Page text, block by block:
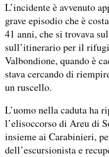
L’incidente è avvenuto
grave episodio che è
41 anni, che si trovava
sull’itinerario per il
Valbondione, quando è
stava cercando di
un ruscello.
L’uomo nella caduta ha
l’elisoccorso di Areu di
insieme ai Carabinieri,
dell’escursionista e